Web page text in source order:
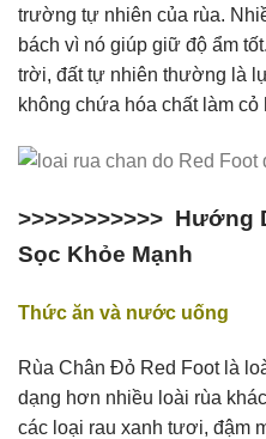
trường tự nhiên của rùa.
bách vì nó giúp giữ độ ẩm
trời, đất tự nhiên thường là
không chứa hóa chất làm cỏ
>>>>>>>>>>> Hướng
Sọc Khỏe Mạnh
Thức ăn và nước uống
Rùa Chân Đỏ Red Foot là
dạng hơn nhiều loài rùa
các loại rau xanh tươi, đậm